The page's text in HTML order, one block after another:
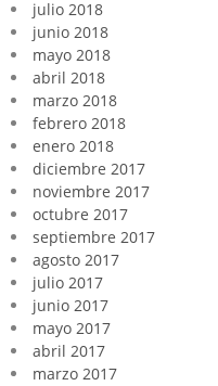
julio 2018
junio 2018
mayo 2018
abril 2018
marzo 2018
febrero 2018
enero 2018
diciembre 2017
noviembre 2017
octubre 2017
septiembre 2017
agosto 2017
julio 2017
junio 2017
mayo 2017
abril 2017
marzo 2017